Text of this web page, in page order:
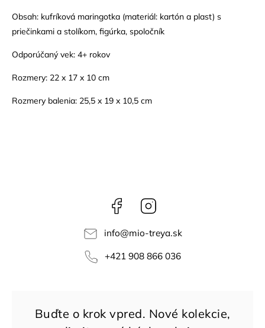
Obsah: kufríková maringotka (materiál: kartón a plast) s
priečinkami a stolíkom, figúrka, spoločník
Odporúčaný vek: 4+ rokov
Rozmery: 22 x 17 x 10 cm
Rozmery balenia: 25,5 x 19 x 10,5 cm
Facebook
info@mio-treya.sk
+421 908 866 036